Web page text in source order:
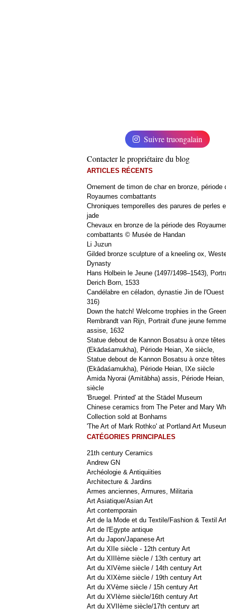
Suivre truongalain
Contacter le propriétaire du blog
ARTICLES RÉCENTS
Ornement de timon de char en bronze, période
Royaumes combattants
Chroniques temporelles des parures de perles
jade
Chevaux en bronze de la période des
combattants © Musée de Handan
Li Juzun
Gilded bronze sculpture of a kneeling ox,
Dynasty
Hans Holbein le Jeune (1497/1498–1543),
Derich Born, 1533
Candélabre en céladon, dynastie Jin de l'Ouest
316)
Down the hatch! Welcome trophies in the
Rembrandt van Rijn, Portrait d'une jeune femme
assise, 1632
Statue debout de Kannon Bosatsu à onze têtes
(Ekādaśamukha), Période Heian, Xe siècle,
Statue debout de Kannon Bosatsu à onze têtes
(Ekādaśamukha), Période Heian, IXe siècle
Amida Nyorai (Amitābha) assis, Période
siècle
'Bruegel. Printed' at the Städel Museum
Chinese ceramics from The Peter and Mary
Collection sold at Bonhams
'The Art of Mark Rothko' at Portland Art
CATÉGORIES PRINCIPALES
21th century Ceramics
Andrew GN
Archéologie & Antiquiities
Architecture & Jardins
Armes anciennes, Armures, Militaria
Art Asiatique/Asian Art
Art contemporain
Art de la Mode et du Textile/Fashion & Textil
Art de l'Egypte antique
Art du Japon/Japanese Art
Art du XIIe siècle - 12th century Art
Art du XIIIème siècle / 13th century art
Art du XIVème siècle / 14th century Art
Art du XIXème siècle / 19th century Art
Art du XVème siècle / 15h century Art
Art du XVIème siècle/16th century Art
Art du XVIIème siècle/17th century art